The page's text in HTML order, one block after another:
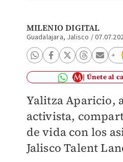
MILENIO DIGITAL
Guadalajara, Jalisco /
Únete al
Yalitza Aparicio,
activista,
de vida con los
Jalisco Talent